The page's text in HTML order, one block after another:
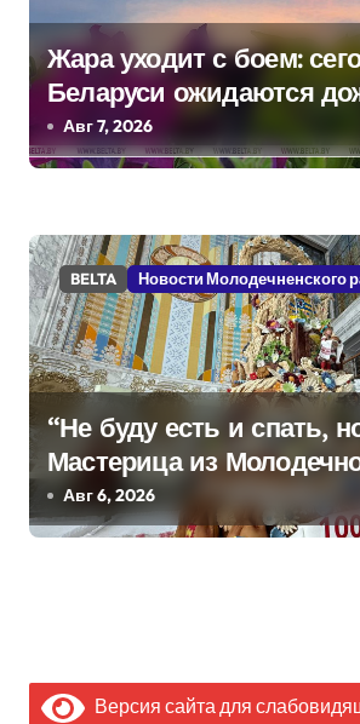
с
я
м
Жара уходит с боем:
Беларуси ожидаются
грозы
Авг 7, 2026
BELTA Новости Молодечненского
“Не буду есть и спать,
Мастерица из
килограммовом каравае
Дворца Независимости
Авг 6, 2026
Версия сайта для